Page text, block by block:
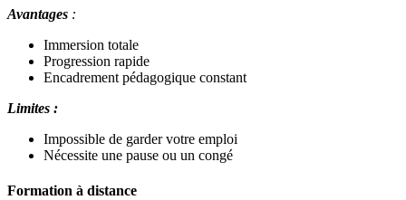
Avantages :
Immersion totale
Progression rapide
Encadrement pédagogique constant
Limites :
Impossible de garder votre emploi
Nécessite une pause ou un congé
Formation à distance